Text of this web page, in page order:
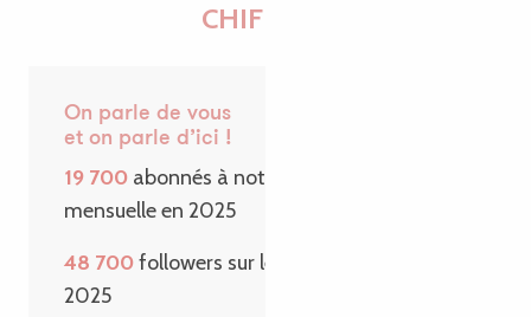
CHIFFRES
On parle de vous
et on parle d’ici !
19 700 abonnés à notre Newsletter
mensuelle en 2025
48 700followers sur les réseaux sociaux en
2025